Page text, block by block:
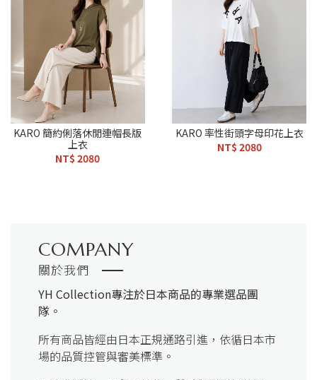
KARO 簡約俐落休閒連帽長版
上衣
NT$ 2080
KARO 率性街頭字母印花上衣
NT$ 2080
COMPANY
關於我們
YH Collection專注於日本商品的專業選品團
隊。
所有商品皆經由日本正規通路引進，依循日本市
場的品質控管與審美標準。